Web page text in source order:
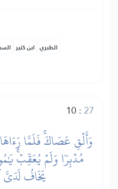
ابن كثير الطبري
10: 27
وَأَلۡقِ عَصَاكَۚ فَلَمَّا
مُدۡبِرٗا وَلَمۡ يُعَقِّبۡۚ
يَخَافُ لَدَيَّ